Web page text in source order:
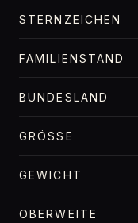
STERNZEICHEN
FAMILIENSTAND
BUNDESLAND
GRÖSSE
GEWICHT
OBERWEITE